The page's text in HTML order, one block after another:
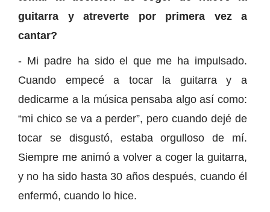
guitarra y atreverte por primera vez a
cantar?
- Mi padre ha sido el que me ha impulsado.
Cuando empecé a tocar la guitarra y a
dedicarme a la música pensaba algo así como:
“mi chico se va a perder”, pero cuando dejé de
tocar se disgustó, estaba orgulloso de mí.
Siempre me animó a volver a coger la guitarra,
y no ha sido hasta 30 años después, cuando él
enfermó, cuando lo hice.